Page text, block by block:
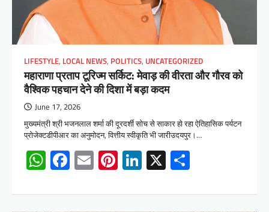
LIFESTYLE, LOCAL NEWS, POLITICS, UNCATEGORIZED
महाराणा प्रताप टूरिज्म सर्किट: मेवाड़ की वीरता और गौरव को
वैश्विक पहचान देने की दिशा में बड़ा कदम
June 17, 2026
मुख्यमंत्री श्री भजनलाल शर्मा की दूरदर्शी सोच से साकार हो रहा ऐतिहासिक पर्यटन
प्रोजेक्टडीपीआर का अनुमोदन, वित्तीय स्वीकृति भी जारीउदयपुर।…
WhatsApp
Facebook
EmailPinterest
LinkedIn
X